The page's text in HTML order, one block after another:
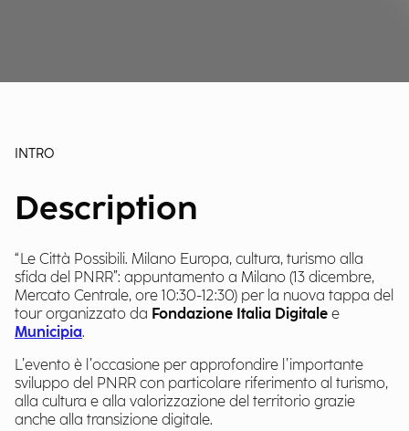
INTRO
Description
“Le Città Possibili. Milano Europa, cultura, turismo alla
sfida del PNRR”: appuntamento a Milano (13 dicembre,
Mercato Centrale, ore 10:30-12:30) per la nuova tappa del
tour organizzato da Fondazione Italia Digitale e
Municipia.
L’evento è l’occasione per approfondire l’importante
sviluppo del PNRR con particolare riferimento al turismo,
alla cultura e alla valorizzazione del territorio grazie
anche alla transizione digitale.